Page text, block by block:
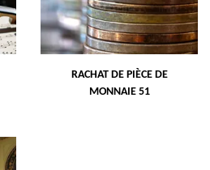
RACHAT DE PIÈCE DE
MONNAIE 51